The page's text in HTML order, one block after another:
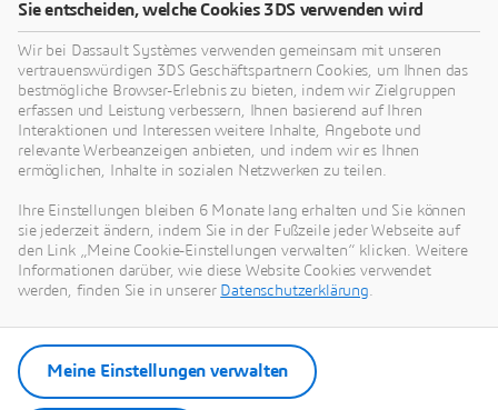
Entdecken Sie unsere Industry
Solution Experiences
Erfahren Sie mehr darüber, wie Unternehmen der
Verpackungsindustrie mit Hilfe unserer Industry Solution
Experiences ihre geschäftlichen Ziele erreichen
Planning production in a variable world
LÖSUNG
Sie entscheiden, welche Cookies 3DS verwenden wird
Wir bei Dassault Systèmes verwenden gemeinsam mit unseren
vertrauenswürdigen 3DS Geschäftspartnern Cookies, um Ihnen das
bestmögliche Browser-Erlebnis zu bieten, indem wir Zielgruppen
erfassen und Leistung verbessern, Ihnen basierend auf Ihren
Interaktionen und Interessen weitere Inhalte, Angebote und
relevante Werbeanzeigen anbieten, und indem wir es Ihnen
ermöglichen, Inhalte in sozialen Netzwerken zu teilen.
Ihre Einstellungen bleiben 6 Monate lang erhalten und Sie können
sie jederzeit ändern, indem Sie in der Fußzeile jeder Webseite auf
den Link „Meine Cookie-Einstellungen verwalten“ klicken. Weitere
Informationen darüber, wie diese Website Cookies verwendet
werden, finden Sie in unserer Datenschutzerklärung.
Meine Einstellungen verwalten